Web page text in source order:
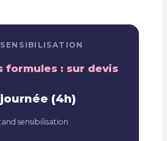
formules : sur devis
(4h)
sensibilisation